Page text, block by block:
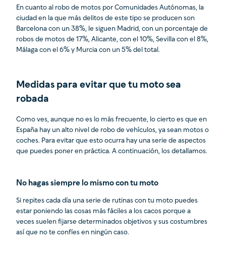
En cuanto al robo de motos por Comunidades Autónomas, la
ciudad en la que más delitos de este tipo se producen son
Barcelona con un 38%, le siguen Madrid, con un porcentaje de
robos de motos de 17%, Alicante, con el 10%, Sevilla con el 8%,
Málaga con el 6% y Murcia con un 5% del total.
Medidas para evitar que tu moto sea
robada
Como ves, aunque no es lo más frecuente, lo cierto es que en
España hay un alto nivel de robo de vehículos, ya sean motos o
coches. Para evitar que esto ocurra hay una serie de aspectos
que puedes poner en práctica. A continuación, los detallamos.
No hagas siempre lo mismo con tu moto
Si repites cada día una serie de rutinas con tu moto puedes
estar poniendo las cosas más fáciles a los cacos porque a
veces suelen fijarse determinados objetivos y sus costumbres
así que no te confíes en ningún caso.